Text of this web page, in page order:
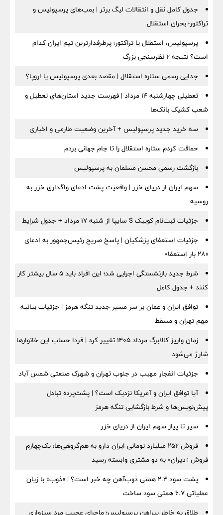
جدول کامل نقل و انتقالات لیگ برتر | بمب‌های پرسپولیس و
تراکتور؛ بحران استقلال
پرسپولیس، استقلال یا تراکتور؛ پرطرفدارترین تیم ایران کدام
است؟ نتیجه ۲ نظرسنجی بزرگ
جدایی رسمی ستاره استقلال | مقصد بعدی پرسپولیس یا اروپا؟
تعطیلی چهارشنبه ۱۴ مرداد | فهرست جدید استان‌های تعطیل و
شعب کشیک بانک‌ها
سه خرید جدید پرسپولیس + آخرین وضعیت طارمی و اخباری
حماقت کردم ستاره استقلال را تا جام جهانی بردم
بازگشت رسمی محسن مسلمان به پرسپولیس
سهم ایران از دریای خزر | واقعیت پشت ادعای واگذاری خزر به
روسیه
جزئیات ثبت‌نام کوییک S سایپا از شنبه ۱۷ مرداد + جدول شرایط
جزئیات استعفای پزشکیان | پاسخ صریح رئیس‌جمهور به ادعای
«۲۸ بار استعفا»
شرط جدید بازنشستگی اجرایی شد؛ این افراد باید ۵ سال بیشتر کار
کنند + جدول کامل
توافق ایران و عمان بر سر مسیر جدید تنگه هرمز | جزئیات بیانیه
مهم تهران و مسقط
زمان واریز کالابرگ مرداد ۱۴۰۵ تغییر کرد | فردا حساب این خانوارها
شارژ می‌شود
جزئیات انفجار مهیب در جنوب تهران و شهرک صنعتی شمس آباد
آیا توافق ایران و آمریکا نزدیک است؟ | پشت‌پرده تبادل
پیش‌نویس‌ها و شرط بازگشایی تنگه هرمز
سیر تا پیاز سهم ایران از دریای خزر
فروش ۲۵۲ میلیارد تومانی ایران دارو به هم‌گروهی‌ها؛ یک‌چهارم
فروش «دیران» به دو مشتری وابسته رسید
پشت سود ۲.۴ همتی ذوب‌آهن چه خبر است؟ | «ذوب» با زیان
عملیاتی ۶.۷ همتی سود ساخت
طلاق به خاطر پیراهن پرسپولیس؛ ماجرای عجیب مرد سبزواری